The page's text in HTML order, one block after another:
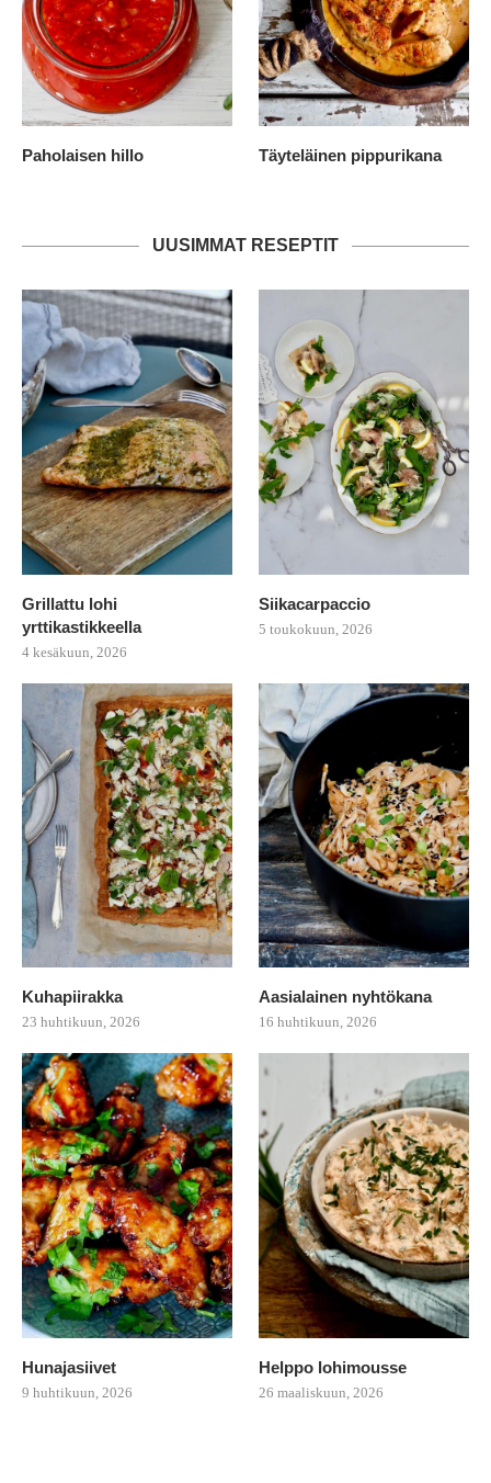
Paholaisen hillo Täyteläinen pippurikana
UUSIMMAT RESEPTIT
Grillattu lohi
yrttikastikkeella
4 kesäkuun, 2026
Siikacarpaccio
5 toukokuun, 2026
Kuhapiirakka
23 huhtikuun, 2026
Aasialainen nyhtökana
16 huhtikuun, 2026
Hunajasiivet
9 huhtikuun, 2026
Helppo lohimousse
26 maaliskuun, 2026